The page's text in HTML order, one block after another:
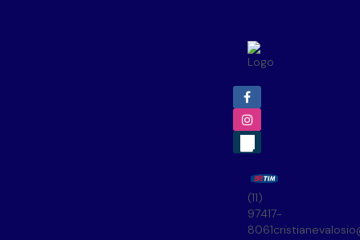
(11)
97417-
8061